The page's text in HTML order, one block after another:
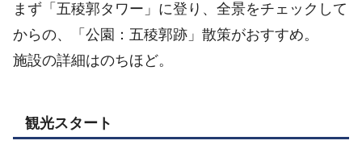
まず「五稜郭タワー」に登り、全景をチェックして
からの、「公園：五稜郭跡」散策がおすすめ。
施設の詳細はのちほど。
観光スタート